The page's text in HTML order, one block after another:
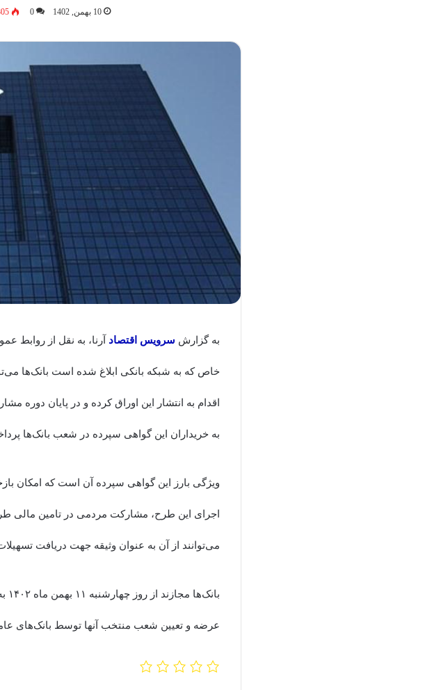
10 بهمن, 1402 0
به گزارش سرویس اقتصاد آرنا، به نقل از روابط
خاص که به شبکه بانکی ابلاغ شده است بانک‌ها
به خریداران این گواهی سپرده در شعب بانک‌ها
ویژگی بارز این گواهی سپرده آن است که امکان
اجرای این طرح، مشارکت مردمی در تامین مالی
می‌توانند از آن به عنوان وثیقه جهت دریافت
عرضه و تعیین شعب منتخب آنها توسط بانک‌های